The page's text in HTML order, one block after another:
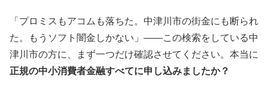
「プロミスもアコムも落ちた。中津川市の街金にも断られ
た。もうソフト闇金しかない」——この検索をしている中
津川市の方に、まず一つだけ確認させてください。本当に
正規の中小消費者金融すべてに申し込みましたか？